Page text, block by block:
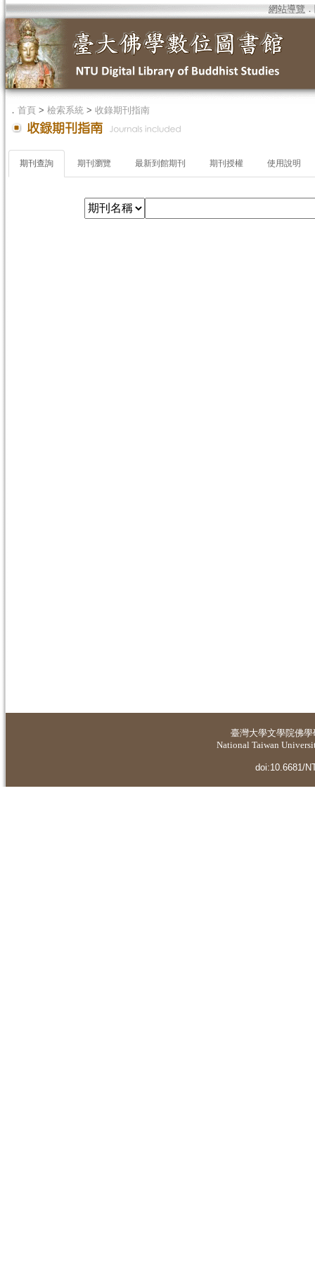
網站導覽 ．
． 首頁 > 檢索系統 > 收錄期刊指南
期刊查詢 期刊瀏覽 最新到館期刊 期刊授權 使用說明
臺灣大學文學院佛
National Taiwan
doi:10.6681/